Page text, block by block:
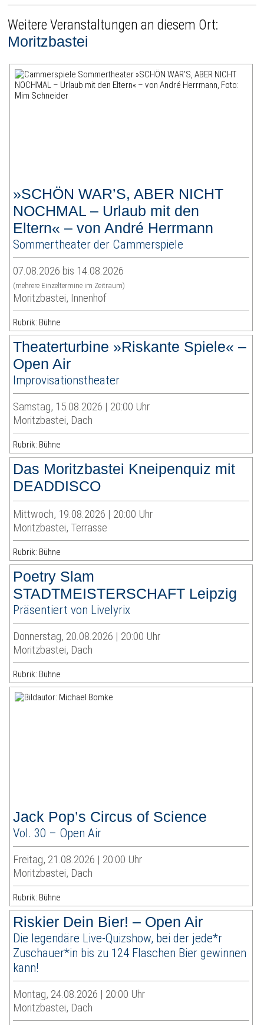
Weitere Veranstaltungen an diesem Ort:
Moritzbastei
»SCHÖN WAR’S, ABER NICHT
NOCHMAL – Urlaub mit den
Eltern« – von André Herrmann
Sommertheater der Cammerspiele
07.08.2026 bis 14.08.2026
(mehrere Einzeltermine im Zeitraum)
Moritzbastei, Innenhof
Rubrik: Bühne
Theaterturbine »Riskante Spiele« –
Open Air
Improvisationstheater
Samstag, 15.08.2026 | 20:00 Uhr
Moritzbastei, Dach
Rubrik: Bühne
Das Moritzbastei Kneipenquiz mit
DEADDISCO
Mittwoch, 19.08.2026 | 20:00 Uhr
Moritzbastei, Terrasse
Rubrik: Bühne
Poetry Slam
STADTMEISTERSCHAFT Leipzig
Präsentiert von Livelyrix
Donnerstag, 20.08.2026 | 20:00 Uhr
Moritzbastei, Dach
Rubrik: Bühne
Jack Pop’s Circus of Science
Vol. 30 – Open Air
Freitag, 21.08.2026 | 20:00 Uhr
Moritzbastei, Dach
Rubrik: Bühne
Riskier Dein Bier! – Open Air
Die legendäre Live-Quizshow, bei der jede*r
Zuschauer*in bis zu 124 Flaschen Bier gewinnen
kann!
Montag, 24.08.2026 | 20:00 Uhr
Moritzbastei, Dach